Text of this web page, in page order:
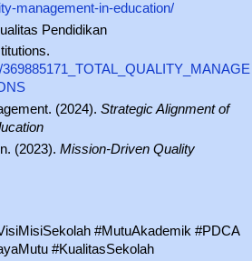
management-in-education/
Pendidikan
(2024). Strategic Alignment of
(2023). Mission-Driven Quality
#MutuAkademik #PDCA
#KualitasSekolah